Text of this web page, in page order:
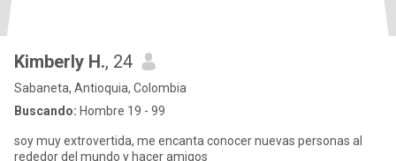
Kimberly H., 24
Sabaneta, Antioquia, Colombia
Buscando: Hombre 19 - 99
soy muy extrovertida, me encanta conocer nuevas personas al
rededor del mundo y hacer amigos